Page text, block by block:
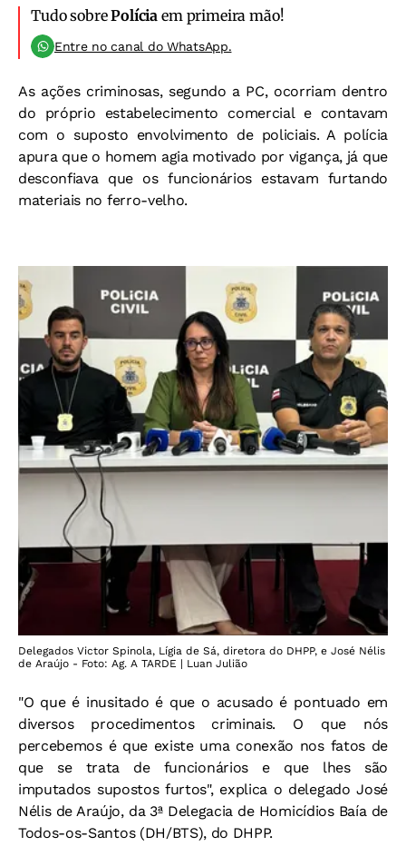
Tudo sobrePolícia em primeira mão!
Entre no canal do WhatsApp.
As ações criminosas, segundo a PC, ocorriam dentro
do próprio estabelecimento comercial e contavam
com o suposto envolvimento de policiais. A polícia
apura que o homem agia motivado por vigança, já que
desconfiava que os funcionários estavam furtando
materiais no ferro-velho.
Delegados Victor Spinola, Lígia de Sá, diretora do DHPP, e José Nélis
de Araújo - Foto: Ag. A TARDE | Luan Julião
"O que é inusitado é que o acusado é pontuado em
diversos procedimentos criminais. O que nós
percebemos é que existe uma conexão nos fatos de
que se trata de funcionários e que lhes são
imputados supostos furtos", explica o delegado José
Nélis de Araújo, da 3ª Delegacia de Homicídios Baía de
Todos-os-Santos (DH/BTS), do DHPP.